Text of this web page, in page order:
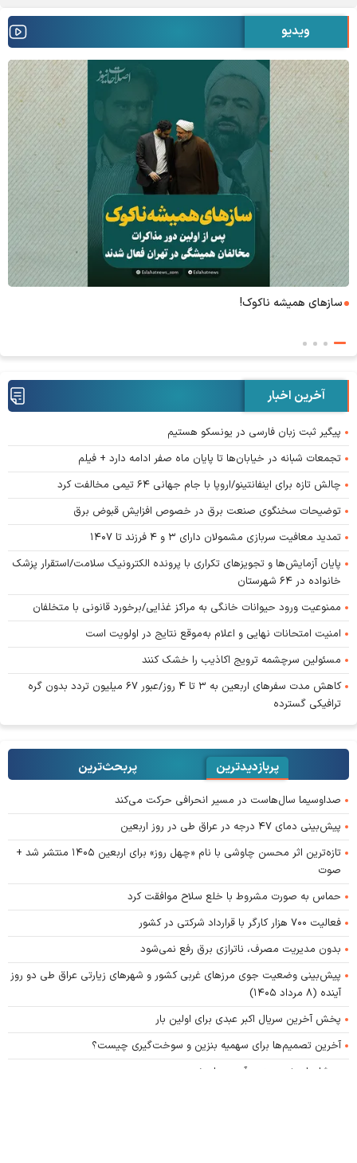
ویدیو
۶+۱ مدعی بهشت
آخرین اخبار
پیگیر ثبت زبان فارسی در یونسکو هستیم
تجمعات شبانه در خیابان‌ها تا پایان ماه صفر ادامه دارد + فیلم
چالش تازه برای اینفانتینو/اروپا با جام جهانی ۶۴ تیمی مخالفت کرد
توضیحات سخنگوی صنعت برق در خصوص افزایش قبوض برق
تمدید معافیت سربازی مشمولان دارای ۳ و ۴ فرزند تا ۱۴۰۷
پایان آزمایش‌ها و تجویز‌های تکراری با پرونده الکترونیک سلامت/استقرار پزشک
خانواده در ۶۴ شهرستان
ممنوعیت ورود حیوانات خانگی به مراکز غذایی/برخورد قانونی با متخلفان
امنیت امتحانات نهایی و اعلام به‌موقع نتایج در اولویت است
مسئولین سرچشمه ترویج اکاذیب را خشک کنند
کاهش مدت سفر‌های اربعین به ۳ تا ۴ روز/عبور ۶۷ میلیون تردد بدون گره
ترافیکی گسترده
پربازدیدترین پربحث‌ترین‌
صداوسیما سال‌هاست در مسیر انحرافی حرکت می‌کند
پیش‌بینی دمای ۴۷ درجه در عراق طی در روز اربعین
تازه‌ترین اثر محسن چاوشی با نام «چهل روز» برای اربعین ۱۴۰۵ منتشر شد +
صوت
حماس به صورت مشروط با خلع سلاح موافقت کرد
فعالیت ۷۰۰ هزار کارگر با قرارداد شرکتی در کشور
بدون مدیریت مصرف، ناترازی برق رفع نمی‌شود
پیش‌بینی وضعیت جوی مرز‌های غربی کشور و شهر‌های زیارتی عراق طی دو روز
آینده (۸ مرداد ۱۴۰۵)
پخش آخرین سریال اکبر عبدی برای اولین بار
آخرین تصمیم‌ها برای سهمیه بنزین و سوخت‌گیری چیست؟
رد شایعات نوبت‌بندی آب در پایتخت